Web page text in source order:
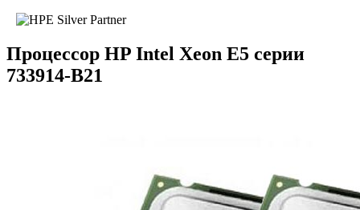
Процессор HP Intel Xeon E5 серии
733914-B21